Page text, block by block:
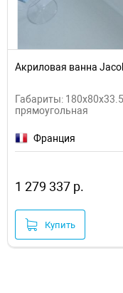
Акриловая ванна
Габариты:
прямоугольная
Франция
1 279 337 р.
Купить